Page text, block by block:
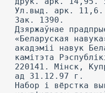
Ул.выд. арк. 11,6.
Зак. 1390.
Дзяржаўнае
«Беларуская
акадэміі навук
камітэта
220141. Мінск,
ад 31.12.97 г.
Набор і вёрстка